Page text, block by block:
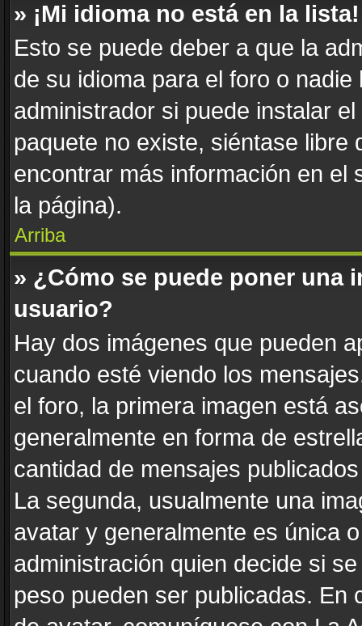
» ¡Mi idioma no está en la lista!
Esto se puede deber a que la
de su idioma para el foro o
administrador si puede instalar
paquete no existe, siéntase
encontrar más información en el
la página).
Arriba
» ¿Cómo se puede poner una
usuario?
Hay dos imágenes que pueden
cuando esté viendo los
el foro, la primera imagen está
generalmente en forma de
cantidad de mensajes
La segunda, usualmente una
avatar y generalmente es única
administración quien decide si
peso pueden ser publicadas. En